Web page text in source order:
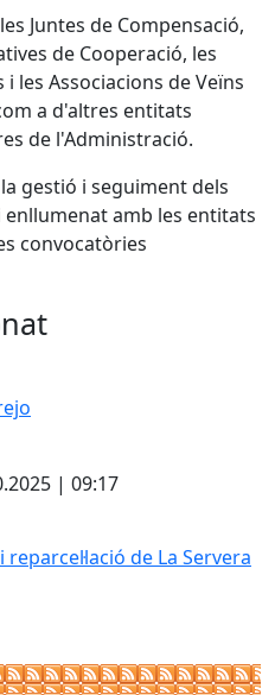
Juntes de Compensació,
de Cooperació, les
les Associacions de Veïns
a d'altres entitats
de l'Administració.
gestió i seguiment dels
amb les entitats
convocatòries
| 09:17
de La Servera